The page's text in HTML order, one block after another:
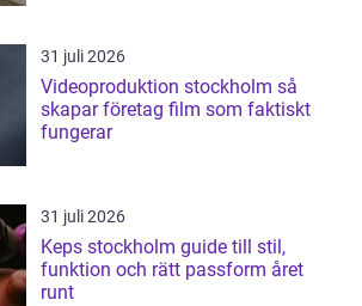
31 juli 2026
Videoproduktion stockholm så
skapar företag film som faktiskt
fungerar
31 juli 2026
Keps stockholm guide till stil,
funktion och rätt passform året
runt